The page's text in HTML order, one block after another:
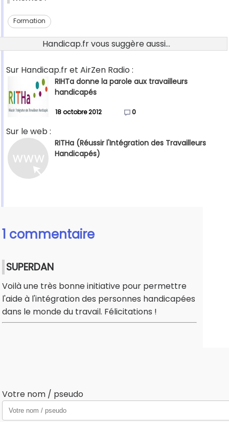
Formation
Handicap.fr vous suggère aussi...
Sur Handicap.fr et AirZen Radio :
RIHTa donne la parole aux travailleurs
handicapés
18 octobre 2012 0
Sur le web :
RITHa (Réussir l'Intégration des Travailleurs
Handicapés)
1 commentaire
SUPERDAN
Voilà une très bonne initiative pour permettre
l'aide à l'intégration des personnes handicapées
dans le monde du travail. Félicitations !
Votre nom / pseudo